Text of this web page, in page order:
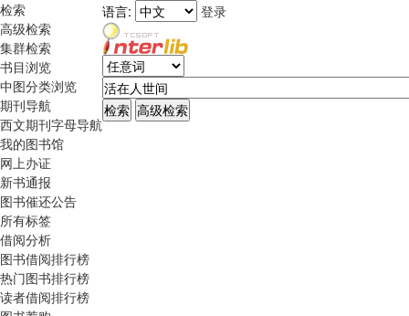
检索
高级检索
集群检索
书目浏览
中图分类浏览
期刊导航
西文期刊字母导航
我的图书馆
网上办证
新书通报
图书催还公告
所有标签
借阅分析
图书借阅排行榜
热门图书排行榜
读者借阅排行榜
语言: 登录